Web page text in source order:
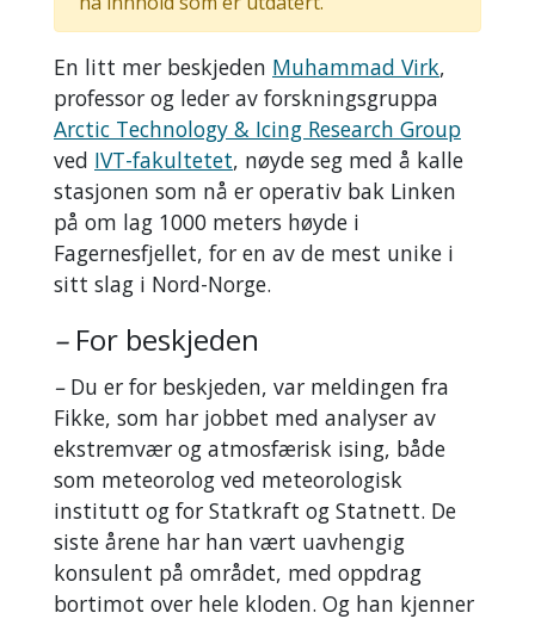
En litt mer beskjeden Muhammad Virk,
professor og leder av forskningsgruppa
Arctic Technology & Icing Research Group
ved IVT-fakultetet, nøyde seg med å kalle
stasjonen som nå er operativ bak Linken
på om lag 1000 meters høyde i
Fagernesfjellet, for en av de mest unike i
sitt slag i Nord-Norge.
–For beskjeden
–Du er for beskjeden, var meldingen fra
Fikke, som har jobbet med analyser av
ekstremvær og atmosfærisk ising, både
som meteorolog ved meteorologisk
institutt og for Statkraft og Statnett. De
siste årene har han vært uavhengig
konsulent på området, med oppdrag
bortimot over hele kloden. Og han kjenner